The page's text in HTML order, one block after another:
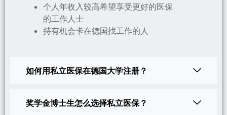
个人年收入较高希望享受更好的医保
的工作人士
持有机会卡在德国找工作的人
如何用私立医保在德国大学注册？
奖学金博士生怎么选择私立医保？